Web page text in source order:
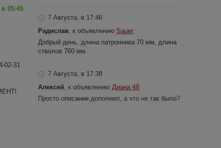
05:45
02-31
7 Августа, в 17:46
Радислав , к объявлению Sauer
Добрый день, длина патронника 70 мм, длина
стволов 760 мм.
7 Августа, в 17:38
Алексей , к объявлению Диана 48
Просто описание дополнил, а что не так было?